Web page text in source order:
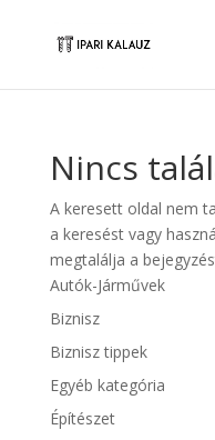
Nincs
A keresett oldal nem
a keresést vagy
megtalálja a
Autók-Járművek
Biznisz
Biznisz tippek
Egyéb kategória
Építészet